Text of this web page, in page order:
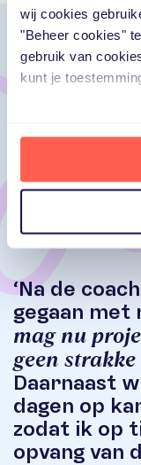
wij cookies
"Beheer cookies"
gebruik van
kunt je
‘Na de
gegaan met
mag nu
geen
Daarnaast
dagen op
zodat ik op
opvang van